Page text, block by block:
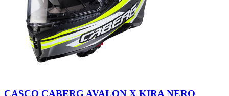
Black-
CASCO CABERG AVALON X KIRA NERO